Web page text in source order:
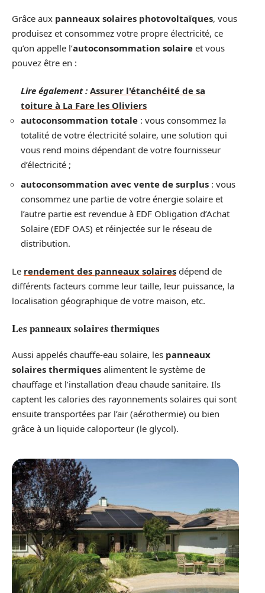
Grâce aux panneaux solaires photovoltaïques, vous
produisez et consommez votre propre électricité, ce
qu’on appelle l’autoconsommation solaire et vous
pouvez être en :
Lire également : Assurer l'étanchéité de sa
toiture à La Fare les Oliviers
autoconsommation totale : vous consommez la
totalité de votre électricité solaire, une solution qui
vous rend moins dépendant de votre fournisseur
d’électricité ;
autoconsommation avec vente de surplus : vous
consommez une partie de votre énergie solaire et
l’autre partie est revendue à EDF Obligation d’Achat
Solaire (EDF OAS) et réinjectée sur le réseau de
distribution.
Le rendement des panneaux solaires dépend de
différents facteurs comme leur taille, leur puissance, la
localisation géographique de votre maison, etc.
Les panneaux solaires thermiques
Aussi appelés chauffe-eau solaire, les panneaux
solaires thermiques alimentent le système de
chauffage et l’installation d’eau chaude sanitaire. Ils
captent les calories des rayonnements solaires qui sont
ensuite transportées par l’air (aérothermie) ou bien
grâce à un liquide caloporteur (le glycol).